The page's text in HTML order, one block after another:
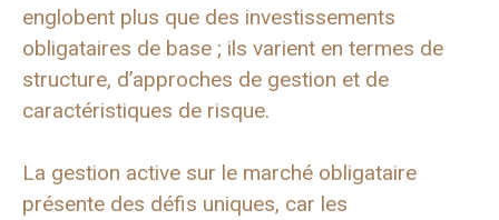
englobent plus que des investissements
obligataires de base ; ils varient en termes de
structure, d’approches de gestion et de
caractéristiques de risque.
La gestion active sur le marché obligataire
présente des défis uniques, car les